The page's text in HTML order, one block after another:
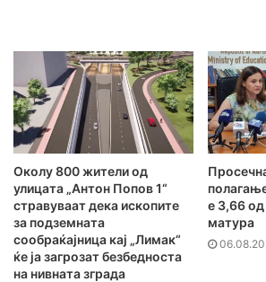
Околу 800 жители од
улицата „Антон Попов 1“
стравуваат дека ископите
за подземната
сообраќајница кај „Лимак“
ќе ја загрозат безбедноста
на нивната зграда
е 3,66 од
матура